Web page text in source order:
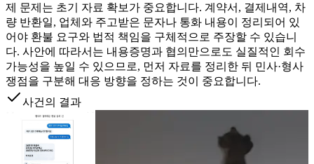
제 문제는 초기 자료 확보가 중요합니다. 계약서, 결제내역, 차
량 반환일, 업체와 주고받은 문자나 통화 내용이 정리되어 있
어야 환불 요구와 법적 책임을 구체적으로 주장할 수 있습니
다. 사안에 따라서는 내용증명과 협의만으로도 실질적인 회수
가능성을 높일 수 있으므로, 먼저 자료를 정리한 뒤 민사·형사
쟁점을 구분해 대응 방향을 정하는 것이 중요합니다.
사건의 결과